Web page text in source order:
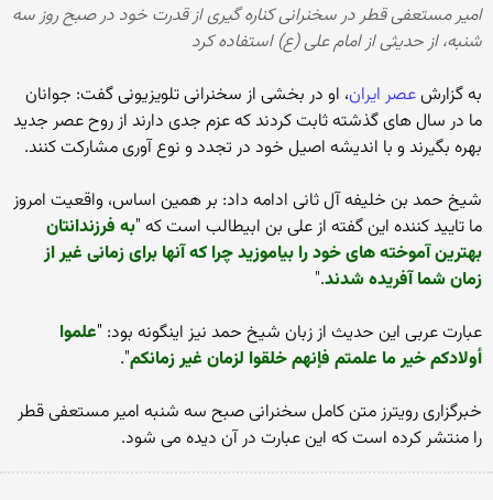
امیر مستعفی قطر در سخنرانی کناره گیری از قدرت خود در صبح روز سه
شنبه، از حدیثی از امام علی (ع) استفاده کرد
به گزارشعصر ایران، او در بخشی از سخنرانی تلویزیونی گفت: جوانان
ما در سال های گذشته ثابت کردند که عزم جدی دارند از روح عصر جدید
بهره بگیرند و با اندیشه اصیل خود در تجدد و نوع آوری مشارکت کنند.
شیخ حمد بن خلیفه آل ثانی ادامه داد: بر همین اساس، واقعیت امروز
ما تایید کننده این گفته از علی بن ابیطالب است که "به فرزندانتان
بهترین آموخته های خود را بیاموزید چرا که آنها برای زمانی غیر از
زمان شما آفریده شدند."
عبارت عربی این حدیث از زبان شیخ حمد نیز اینگونه بود: "علموا
أولادكم خير ما علمتم فإنهم خلقوا لزمان غير زمانكم".
خبرگزاری رویترز متن کامل سخنرانی صبح سه شنبه امیر مستعفی قطر
را منتشر کرده است که این عبارت در آن دیده می شود.